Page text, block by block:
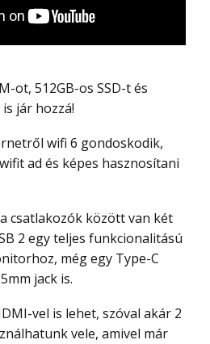
jár hozzá!
ad és képes hasznosítani
2 egy teljes funkcionalitású
még egy Type-C
jack is.
vele, amivel már